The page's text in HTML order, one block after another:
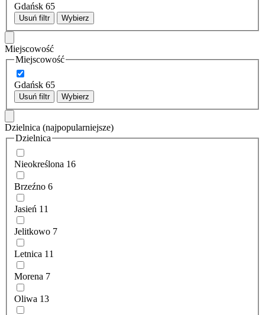
Gdańsk 65
Usuń filtr Wybierz
Miejscowość
Miejscowość
Gdańsk 65
Usuń filtr Wybierz
Dzielnica (najpopularniejsze)
Dzielnica
Nieokreślona 16
Brzeźno 6
Jasień 11
Jelitkowo 7
Letnica 11
Morena 7
Oliwa 13